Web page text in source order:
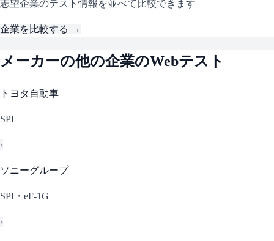
志望企業のテスト情報を並べて比較できます
企業を比較する →
メーカーの他の企業のWebテスト
トヨタ自動車
SPI
›
ソニーグループ
SPI・eF-1G
›